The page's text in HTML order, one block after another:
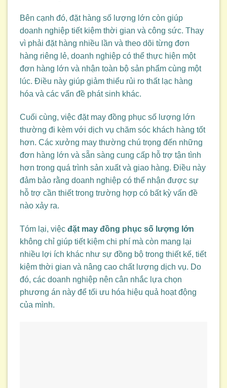
Bên cạnh đó, đặt hàng số lượng lớn còn giúp
doanh nghiệp tiết kiệm thời gian và công sức. Thay
vì phải đặt hàng nhiều lần và theo dõi từng đơn
hàng riêng lẻ, doanh nghiệp có thể thực hiện một
đơn hàng lớn và nhận toàn bộ sản phẩm cùng một
lúc. Điều này giúp giảm thiểu rủi ro thất lạc hàng
hóa và các vấn đề phát sinh khác.
Cuối cùng, việc đặt may đồng phục số lượng lớn
thường đi kèm với dịch vụ chăm sóc khách hàng tốt
hơn. Các xưởng may thường chú trọng đến những
đơn hàng lớn và sẵn sàng cung cấp hỗ trợ tận tình
hơn trong quá trình sản xuất và giao hàng. Điều này
đảm bảo rằng doanh nghiệp có thể nhận được sự
hỗ trợ cần thiết trong trường hợp có bất kỳ vấn đề
nào xảy ra.
Tóm lại, việc đặt may đồng phục số lượng lớn
không chỉ giúp tiết kiệm chi phí mà còn mang lại
nhiều lợi ích khác như sự đồng bộ trong thiết kế, tiết
kiệm thời gian và nâng cao chất lượng dịch vụ. Do
đó, các doanh nghiệp nên cân nhắc lựa chọn
phương án này để tối ưu hóa hiệu quả hoạt động
của mình.